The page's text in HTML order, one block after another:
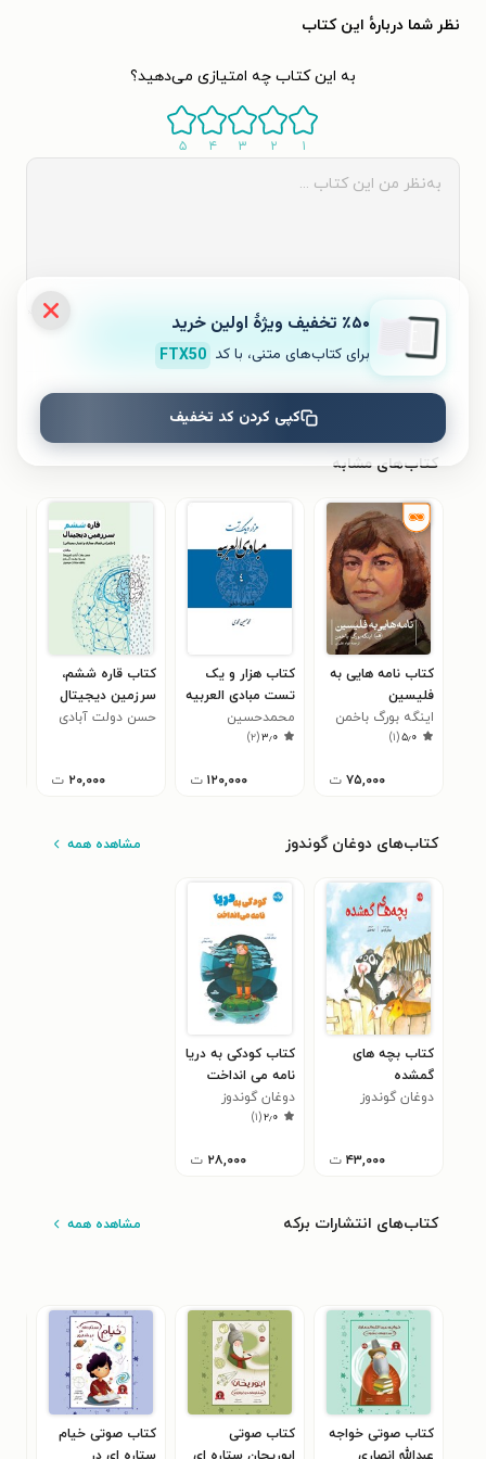
نظر شما دربارهٔ این کتاب
به این کتاب چه امتیازی می‌دهید؟
۱ ۲ ۳ ۴ ۵
ثبت نظر
کتاب‌های مشابه
کتاب نامه هایی به
فلیسین
اینگه بورگ باخمن
۵٫۰(۱)
۷۵,۰۰۰ ت
کتاب هزار و یک
تست مبادی العربیه
(جلد چهارم، قسمت
نحو)
محمدحسین
محمدی
۳٫۰(۲)
۱۲۰,۰۰۰ ت
کتاب قاره ششم،
سرزمین دیجیتال
حسن دولت آبادی
۲۰,۰۰۰ ت
کتاب‌های دوغان گوندوز مشاهده همه
کتاب بچه های
گمشده
دوغان گوندوز
۴۳,۰۰۰ ت
کتاب کودکی به دریا
نامه می انداخت
دوغان گوندوز
۲٫۰(۱)
۲۸,۰۰۰ ت
کتاب‌های انتشارات برکه مشاهده همه
کتاب صوتی خواجه
کتاب صوتی
کتاب صوتی خیام
٪۵۰ تخفیف ویژۀ اولین خرید
برای کتاب‌های متنی، با کد FTX50
کپی کردن کد تخفیف